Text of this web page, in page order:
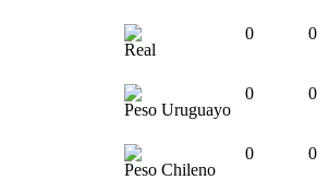
Real
0 0
Peso Uruguayo
0 0
Peso Chileno
0 0